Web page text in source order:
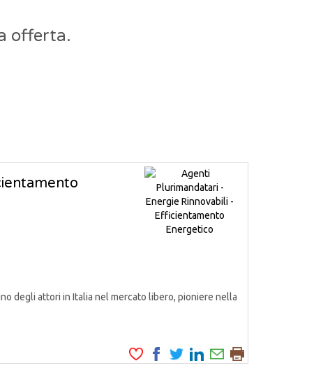
offerta.
degli attori in Italia nel mercato libero, pioniere nella